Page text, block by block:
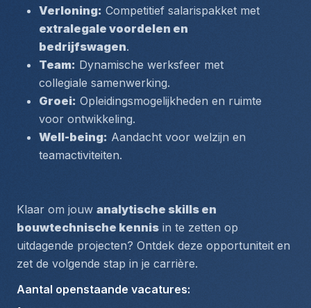
Verloning:
extralegale voordelen en
bedrijfswagen.
Team: Dynamische werksfeer met
collegiale samenwerking.
Groei: Opleidingsmogelijkheden en ruimte
voor ontwikkeling.
Well-being: Aandacht voor welzijn en
teamactiviteiten.
Klaar om jouw analytische skills en
bouwtechnische kennis in te zetten op
uitdagende projecten? Ontdek deze opportuniteit en
zet de volgende stap in je carrière.
Aantal openstaande vacatures: